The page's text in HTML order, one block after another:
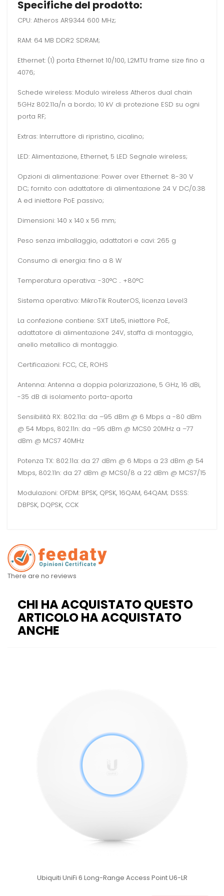
Specifiche del prodotto:
CPU: Atheros AR9344 600 MHz;
RAM: 64 MB DDR2 SDRAM;
Ethernet: (1) porta Ethernet 10/100, L2MTU frame size fino a
4076;
Schede wireless: Modulo wireless Atheros dual chain
5GHz 802.11a/n a bordo; 10 kV di protezione ESD su ogni
porta RF;
Extras: Interruttore di ripristino, cicalino;
LED: Alimentazione, Ethernet, 5 LED Segnale wireless;
Opzioni di alimentazione: Power over Ethernet: 8-30 V
DC; fornito con adattatore di alimentazione 24 V DC/0.38
A ed iniettore PoE passivo;
Dimensioni: 140 x 140 x 56 mm;
Peso senza imballaggio, adattatori e cavi: 265 g
Consumo di energia: fino a 8 W
Temperatura operativa: -30°C .. +80°C
Sistema operativo: MikroTik RouterOS, licenza Level3
La confezione contiene: SXT Lite5, iniettore PoE,
adattatore di alimentazione 24V, staffa di montaggio,
anello metallico di montaggio.
Certificazioni: FCC, CE, ROHS
Antenna: Antenna a doppia polarizzazione, 5 GHz, 16 dBi,
-35 dB di isolamento porta-aporta
Sensibilità RX: 802.11a: da –95 dBm @ 6 Mbps a -80 dBm
@ 54 Mbps, 802.11n: da –95 dBm @ MCS0 20MHz a –77
dBm @ MCS7 40MHz
Potenza TX: 802.11a: da 27 dBm @ 6 Mbps a 23 dBm @ 54
Mbps, 802.11n: da 27 dBm @ MCS0/8 a 22 dBm @ MCS7/15
Modulazioni: OFDM: BPSK, QPSK, 16QAM, 64QAM; DSSS:
DBPSK, DQPSK, CCK
There are no reviews
CHI HA ACQUISTATO QUESTO
ARTICOLO HA ACQUISTATO
ANCHE
Ubiquiti UniFi 6 Long-Range Access Point U6-LR